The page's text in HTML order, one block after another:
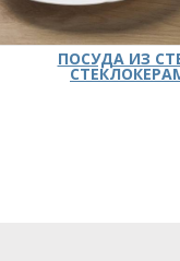
ПОСУДА ИЗ